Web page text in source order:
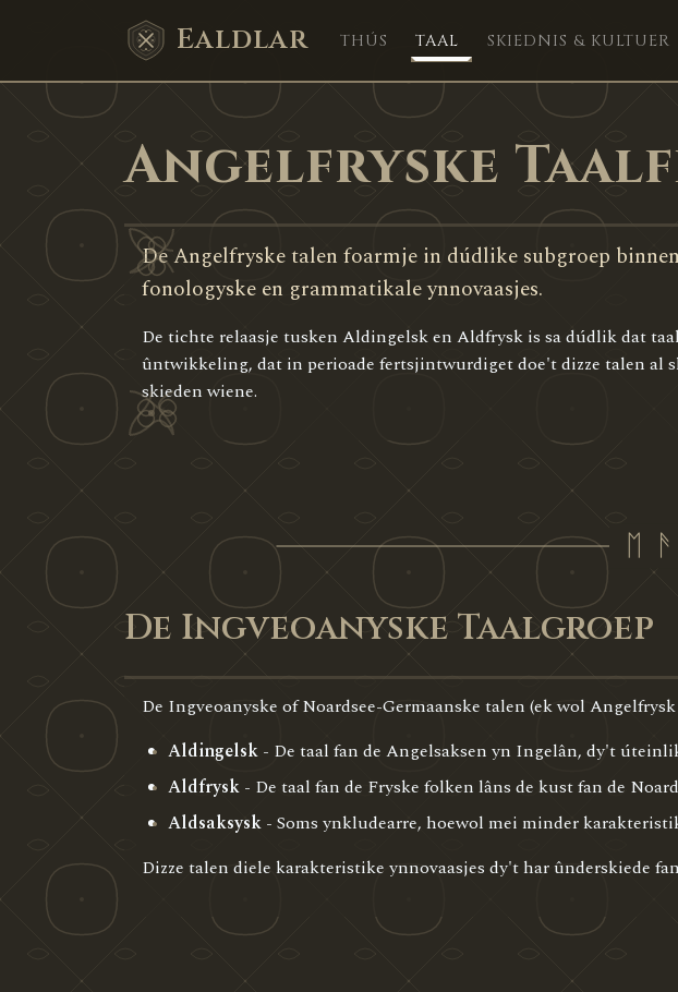
Ealdlar THÚS TAAL SKIEDNIS & KULTUER
Angelfryske
De Angelfryske talen foarmje in dúdlike subgroep
fonologyske en grammatikale ynnovaasjes.
De tichte relaasje tusken Aldingelsk en Aldfrysk is sa dúdlik dat
ûntwikkeling, dat in perioade fertsjintwurdiget doe't dizze talen al
skieden wiene.
De Ingveoanyske Taalgroep
De Ingveoanyske of Noardsee-Germaanske talen (ek wol
Aldingelsk - De taal fan de Angelsaksen yn Ingelân, dy't
Aldfrysk - De taal fan de Fryske folken lâns de kust fan de
Aldsaksysk - Soms ynkludearre, hoewol mei minder
Dizze talen diele karakteristike ynnovaasjes dy't har ûnderskiede